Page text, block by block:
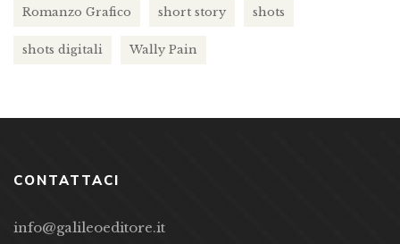
Romanzo Grafico short story shots
shots digitali Wally Pain
CONTATTACI
info@galileoeditore.it